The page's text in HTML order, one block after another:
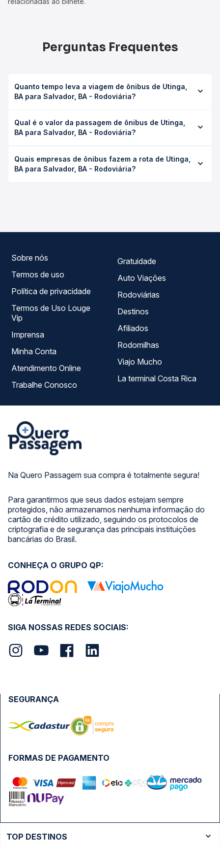
Perguntas Frequentes
Quanto tempo leva a viagem de ônibus de Utinga,
BA para Salvador, BA - Rodoviária?
Rodoviária leva em média 7h 20min, podendo variar
conforme a viação, o tipo de serviço (convencional,
duração exata de cada opção na data desejada.
Qual é o valor da passagem de ônibus de Utinga,
BA para Salvador, BA - Rodoviária?
Salvador, BA - Rodoviária custa em média R$ 141,75 e
varia conforme a data da viagem, a empresa, o tipo de
Quais empresas de ônibus fazem a rota de Utinga,
BA para Salvador, BA - Rodoviária?
Na Quero Passagem sua compra é totalmente segura!
Para garantirmos que seus dados estejam sempre
protegidos, não armazenamos nenhuma informação do
cartão de crédito utilizado, seguindo os protocolos de
criptografia e de segurança das principais instituições
bancárias do Brasil.
Sobre nós
Termos de uso
Política de privacidade
Termos de Uso Louge
Vip
Imprensa
Minha Conta
Atendimento Online
Trabalhe Conosco
Gratuidade
Auto Viações
Rodoviárias
Destinos
Afiliados
Rodomilhas
Viajo Mucho
La terminal Costa Rica
SIGA NOSSAS REDES SOCIAIS:
CONHEÇA O GRUPO QP:
FORMAS DE PAGAMENTO
SEGURANÇA
TOP DESTINOS